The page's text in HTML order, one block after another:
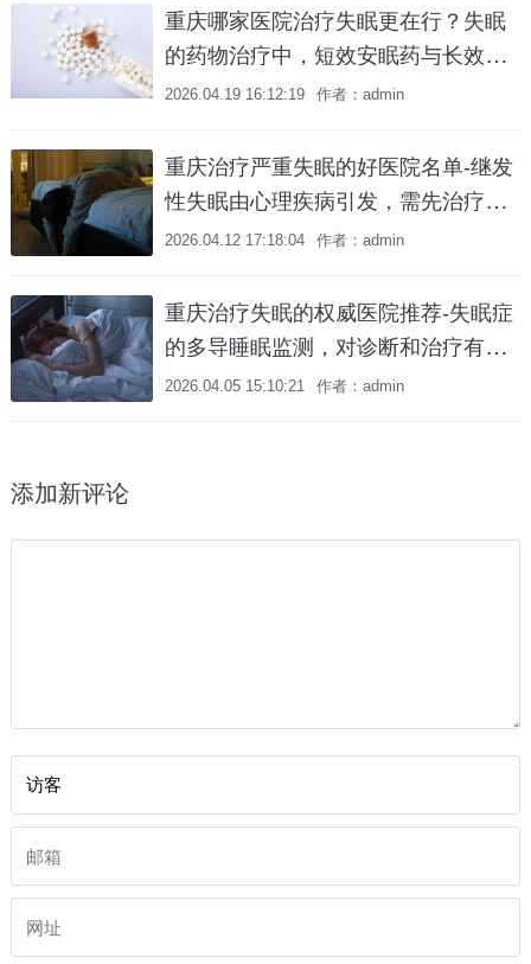
重庆哪家医院治疗失眠更在行？失眠
的药物治疗中，短效安眠药与长效安
眠药的适用场景有何区别？
2026.04.19 16:12:19 作者：admin
重庆治疗严重失眠的好医院名单-继发
性失眠由心理疾病引发，需先治疗原
发病还是失眠症状？
2026.04.12 17:18:04 作者：admin
重庆治疗失眠的权威医院推荐-失眠症
的多导睡眠监测，对诊断和治疗有何
指导作用？
2026.04.05 15:10:21 作者：admin
添加新评论